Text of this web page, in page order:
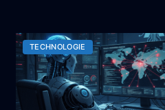
TECHNOLOGIE